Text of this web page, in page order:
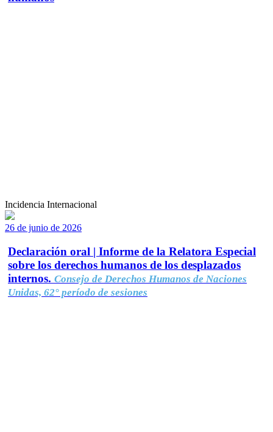
Incidencia Internacional
26 de junio de 2026
Declaración oral | Informe de la Relatora Especial
sobre los derechos humanos de los desplazados
internos. Consejo de Derechos Humanos de Naciones
Unidas, 62° período de sesiones